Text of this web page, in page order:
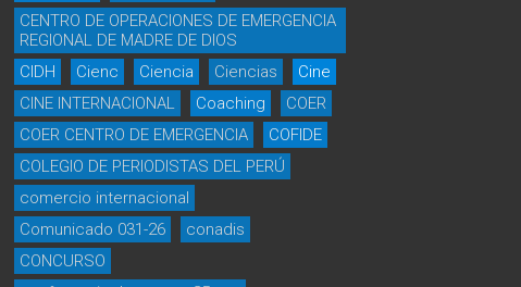
CENTRO DE OPERACIONES DE EMERGENCIA
REGIONAL DE MADRE DE DIOS
CIDH
Cienc Ciencia Ciencias
Cine
CINE INTERNACIONAL
Coaching
COER
COER CENTRO DE EMERGENCIA
COFIDE
COLEGIO DE PERIODISTAS DEL PERÚ
comercio internacional
Comunicado 031-26
conadis
CONCURSO